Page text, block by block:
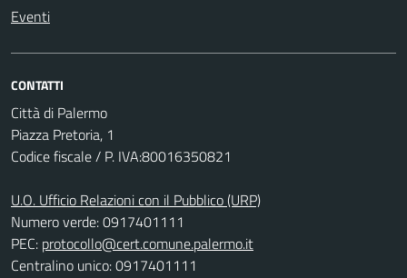
Eventi
CONTATTI
Città di Palermo
Piazza Pretoria, 1
Codice fiscale / P. IVA:80016350821
U.O. Ufficio Relazioni con il Pubblico (URP)
Numero verde: 0917401111
PEC: protocollo@cert.comune.palermo.it
Centralino unico: 0917401111